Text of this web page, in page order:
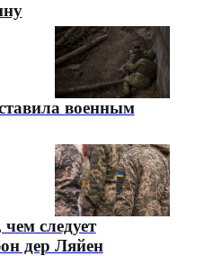
военным
следует
дер Ляйен